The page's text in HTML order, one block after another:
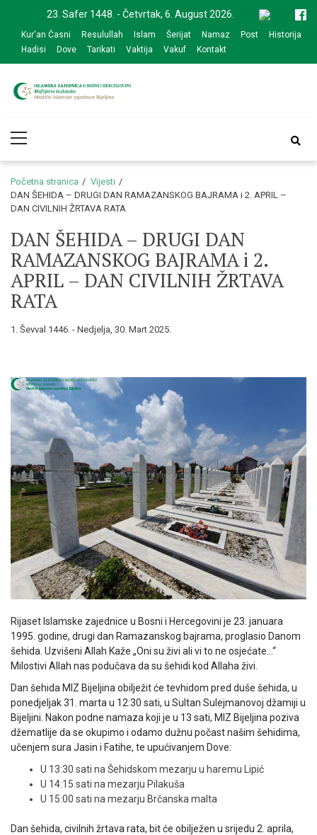
navigation
content
23. Safer 1448. - Četvrtak, 6. August 2026.
Kur'an Časni Resulullah Islam Šerijat Namaz Post
Historija
Hadisi
Dove Tarikati Vaktija Vakuf Kontakt
zajednice Bijeljina
Menu
Početna stranica
Vijesti
DAN ŠEHIDA – DRUGI DAN RAMAZANSKOG BAJRAMA i 2. APRIL –
DAN CIVILNIH ŽRTAVA RATA
DAN ŠEHIDA – DRUGI DAN
RAMAZANSKOG BAJRAMA i 2.
APRIL – DAN CIVILNIH ŽRTAVA
RATA
1. Ševval 1446. - Nedjelja, 30. Mart 2025.
Rijaset Islamske zajednice u Bosni i Hercegovini je 23. januara
1995. godine, drugi dan Ramazanskog bajrama, proglasio Danom
šehida. Uzvišeni Allah Kaže „Oni su živi ali vi to ne osjećate…“
Milostivi Allah nas podučava da su šehidi kod Allaha živi.
Dan šehida MIZ Bijeljina obilježit će tevhidom pred duše šehida, u
ponedjeljak 31. marta u 12:30 sati, u Sultan Sulejmanovoj džamiji u
Bijeljini. Nakon podne namaza koji je u 13 sati, MIZ Bijeljina poziva
džematlije da se okupimo i odamo dužnu počast našim šehidima,
učenjem sura Jasin i Fatihe, te upućivanjem Dove:
U 13:30 sati na Šehidskom mezarju u haremu Lipić
U 14:15 sati na mezarju Pilakuša
U 15:00 sati na mezarju Brčanska malta
Dan šehida, civilnih žrtava rata, bit će obilježen u srijedu 2. aprila,